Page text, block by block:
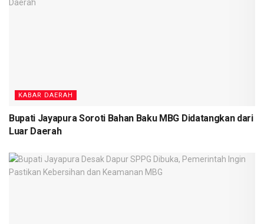
KABAR DAERAH
Bupati Jayapura Soroti Bahan Baku MBG Didatangkan dari
Luar Daerah